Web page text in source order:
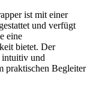
ist mit einer
und verfügt
eine
bietet. Der
intuitiv und
praktischen Begleiter